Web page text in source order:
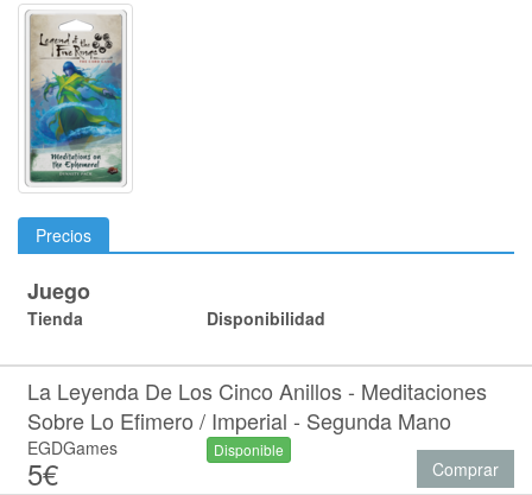
Precios
Juego
Tienda Disponibilidad
La Leyenda De Los Cinco Anillos - Meditaciones
Sobre Lo Efimero / Imperial - Segunda Mano
EGDGames
5€
Disponible
Comprar